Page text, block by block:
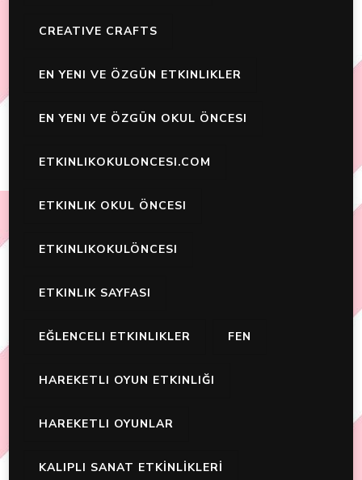
CREATIVE CRAFTS
EN YENI VE ÖZGÜN ETKINLIKLER
EN YENI VE ÖZGÜN OKUL ÖNCESI
ETKINLIKOKULONCESI.COM
ETKINLIK OKUL ÖNCESI
ETKINLIKOKULÖNCESI
ETKINLIK SAYFASI
EĞLENCELI ETKINLIKLER FEN
HAREKETLI OYUN ETKINLIĞI
HAREKETLI OYUNLAR
KALIPLI SANAT ETKİNLİKLERİ